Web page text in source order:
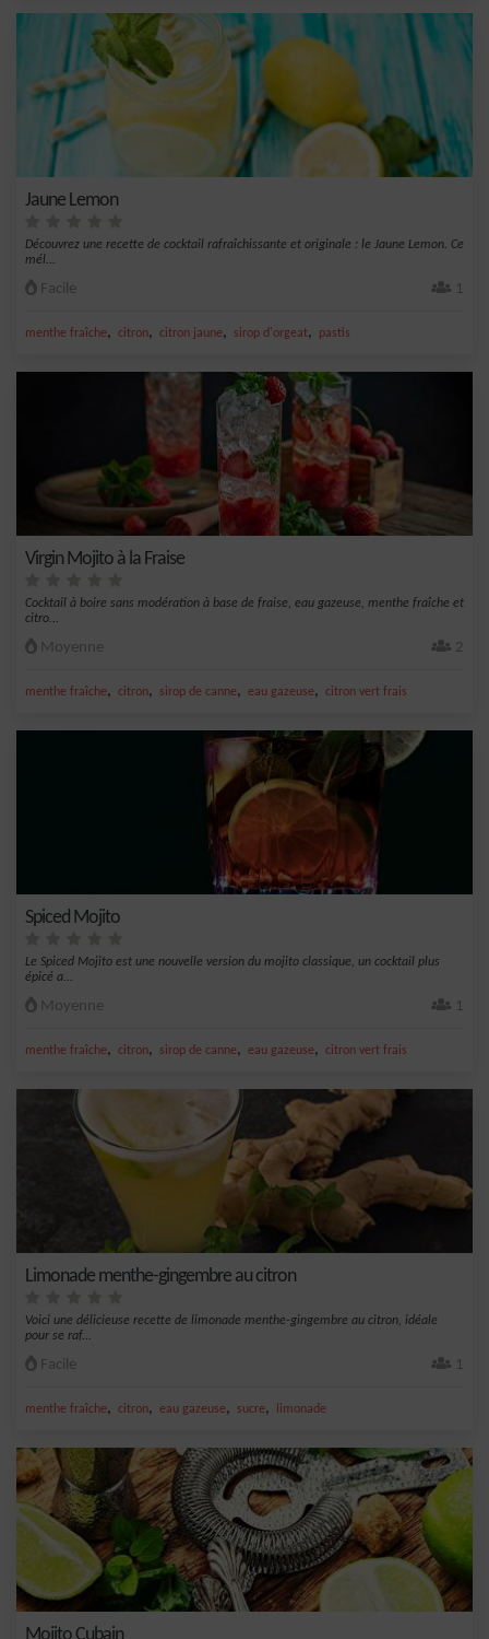
Jaune Lemon
Découvrez une recette de cocktail rafraîchissante et originale : le Jaune Lemon. Ce
mél...
Facile 1
menthe fraîche, citron, citron jaune, sirop d'orgeat, pastis
Virgin Mojito à la Fraise
Cocktail à boire sans modération à base de fraise, eau gazeuse, menthe fraîche et
citro...
Moyenne 2
menthe fraîche, citron, sirop de canne, eau gazeuse, citron vert frais
Spiced Mojito
Le Spiced Mojito est une nouvelle version du mojito classique, un cocktail plus
épicé a...
Moyenne 1
menthe fraîche, citron, sirop de canne, eau gazeuse, citron vert frais
Limonade menthe-gingembre au citron
Voici une délicieuse recette de limonade menthe-gingembre au citron, idéale
pour se raf...
Facile 1
menthe fraîche, citron, eau gazeuse, sucre, limonade